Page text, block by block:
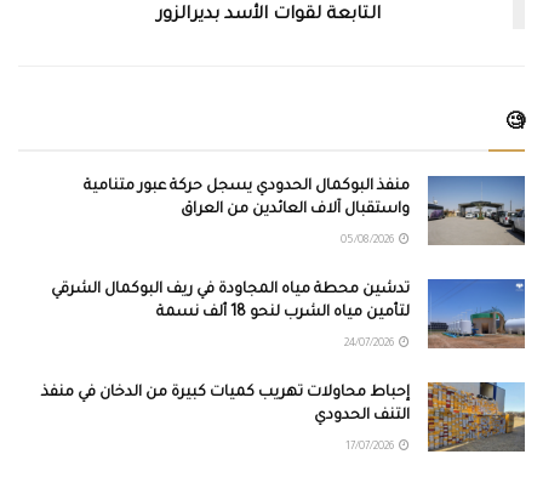
التابعة لقوات الأسد بديرالزور
🧐
منفذ البوكمال الحدودي يسجل حركة عبور متنامية
واستقبال آلاف العائدين من العراق
تدشين محطة مياه المجاودة في ريف البوكمال الشرقي
لتأمين مياه الشرب لنحو 18 ألف نسمة
إحباط محاولات تهريب كميات كبيرة من الدخان في منفذ
التنف الحدودي